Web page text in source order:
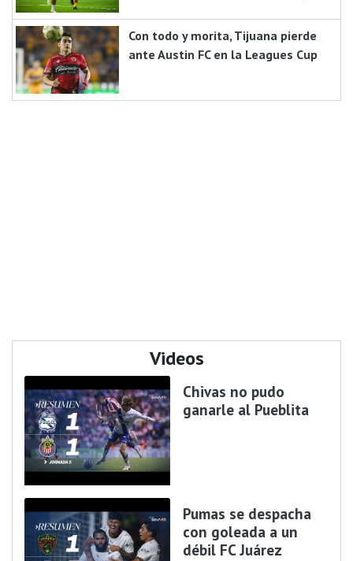
Con todo y morita, Tijuana pierde
ante Austin FC en la Leagues Cup
Videos
Chivas no pudo
ganarle al Pueblita
Pumas se despacha
con goleada a un
débil FC Juárez